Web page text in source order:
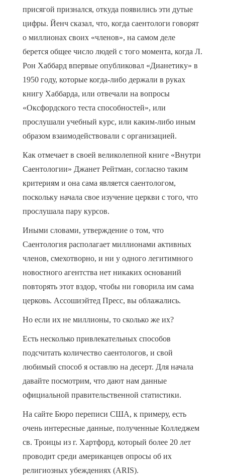
присягой признался, откуда появились эти дутые
цифры. Йенч сказал, что, когда саентологи говорят
о миллионах своих «членов», на самом деле
берется общее число людей с того момента, когда Л.
Рон Хаббард впервые опубликовал «Дианетику» в
1950 году, которые когда-либо держали в руках
книгу Хаббарда, или отвечали на вопросы
«Оксфордского теста способностей», или
прослушали учебный курс, или каким-либо иным
образом взаимодействовали с организацией.
Как отмечает в своей великолепной книге «Внутри
Саентологии» Джанет Рейтман, согласно таким
критериям и она сама является саентологом,
поскольку начала свое изучение церкви с того, что
прослушала пару курсов.
Иными словами, утверждение о том, что
Саентология располагает миллионами активных
членов, смехотворно, и ни у одного легитимного
новостного агентства нет никаких оснований
повторять этот вздор, чтобы ни говорила им сама
церковь. Ассошиэйтед Пресс, вы облажались.
Но если их не миллионы, то сколько же их?
Есть несколько привлекательных способов
подсчитать количество саентологов, и свой
любимый способ я оставлю на десерт. Для начала
давайте посмотрим, что дают нам данные
официальной правительственной статистики.
На сайте Бюро переписи США, к примеру, есть
очень интересные данные, полученные Колледжем
св. Троицы из г. Хартфорд, который более 20 лет
проводит среди американцев опросы об их
религиозных убеждениях (ARIS).